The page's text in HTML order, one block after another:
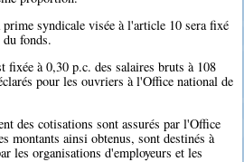
syndicale visée à l'article 10 sera fixé
fonds.
fixée à 0,30 p.c. des salaires bruts à 108
pour les ouvriers à l'Office national de
des cotisations sont assurés par l'Office
montants ainsi obtenus, sont destinés à
les organisations d'employeurs et les